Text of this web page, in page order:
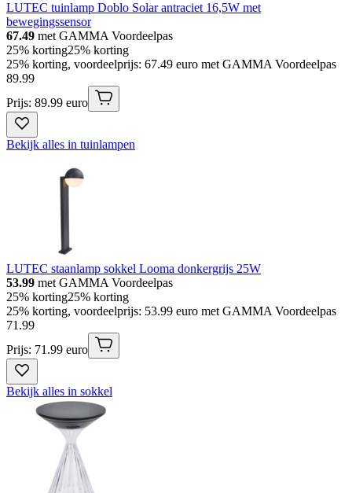
LUTEC tuinlamp Doblo Solar antraciet 16,5W met
bewegingssensor
67.49 met GAMMA Voordeelpas
25% korting25% korting
25% korting, voordeelprijs: 67.49 euro met GAMMA Voordeelpas
89.99
Prijs: 89.99 euro
Bekijk alles in tuinlampen
LUTEC staanlamp sokkel Looma donkergrijs 25W
53.99 met GAMMA Voordeelpas
25% korting25% korting
25% korting, voordeelprijs: 53.99 euro met GAMMA Voordeelpas
71 .99
Prijs: 71.99 euro
Bekijk alles in sokkel